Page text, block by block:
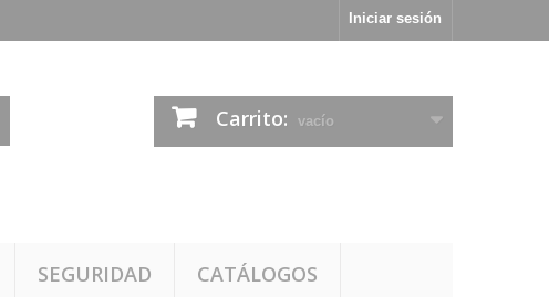
Iniciar sesión
Carrito: vacío
SEGURIDAD CATÁLOGOS